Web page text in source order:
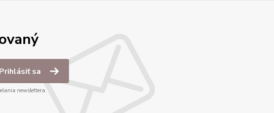
Prihlásiť sa
newslettera.